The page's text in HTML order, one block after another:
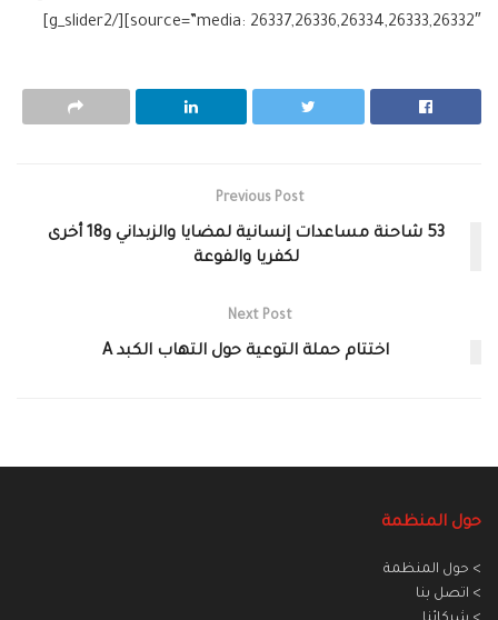
source=”media: 26337,26336,26334,26333,26332″][/g_slider2]
Previous Post
53 شاحنة مساعدات إنسانية لمضايا والزبداني و18 أخرى
لكفريا والفوعة
Next Post
اختتام حملة التوعية حول التهاب الكبد A
حول المنظمة
> حول المنظمة
> اتصل بنا